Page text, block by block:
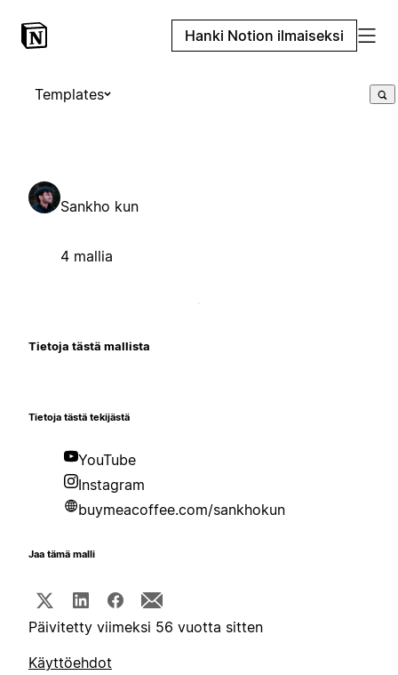
Hanki Notion ilmaiseksi
Templates
Sankho kun
4 mallia
Tietoja tästä mallista
Tietoja tästä tekijästä
YouTube
Instagram
buymeacoffee.com/sankhokun
Jaa tämä malli
Päivitetty viimeksi 56 vuotta sitten
Käyttöehdot